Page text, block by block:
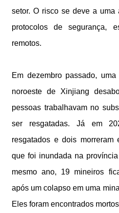
setor. O risco se deve a uma
protocolos de segurança,
remotos.
Em dezembro passado,
noroeste de Xinjiang
pessoas trabalhavam no
ser resgatadas. Já em
resgatados e dois
que foi inundada na
mesmo ano, 19 mineiros
após um colapso em uma
Eles foram encontrados